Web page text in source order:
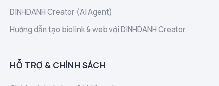
DINHDANH Creator (AI Agent)
Hướng dẫn tạo biolink & web với DINHDANH Creator
HỖ TRỢ & CHÍNH SÁCH